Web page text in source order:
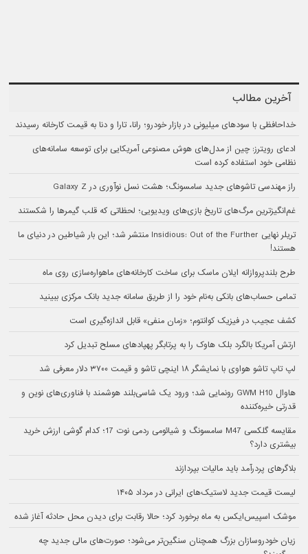
آخرین مطالب
خداحافظی با سودهای میلیونی در بازار خودرو؛ رانا، تارا و دنا به قیمت کارخانه رسیدند
ادعای رویترز: چین از مدل‌های هوش مصنوعی آمریکایی برای توسعه سامانه‌های
نظامی خود استفاده کرده است
راز مهندسی تاشوهای جدید سامسونگ؛ هشت نسل نوآوری در Galaxy Z
غم‌انگیزترین مرگ‌های تاریخ بازی‌های ویدیویی؛ لحظاتی که قلب گیمرها را شکستند
تریلر نهایی Insidious: Out of the Further منتشر شد؛ این بار شیاطین در دنیای ما
هستند!
طرح بلندپروازانه ایلان ماسک برای ساخت کارخانه‌های ماهواره‌سازی روی ماه
تمامی حساب‌های بانکی به‌نام خود را از طریق سامانه جدید بانک مرکزی ببینید
کشف عجیب در فیزیک کوانتوم؛ «زمان منفی» قابل اندازه‌گیری است
ارتش آمریکا بالگرد بلک هاوک را به پرتابگر پهپادهای مسلح تبدیل کرد
لپ تاپ تاشو هواوی با نمایشگر ۱۸ اینچی تاشو و قیمت ۳۷۰۰ دلار معرفی شد
هاوال GWM H10 رونمایی شد؛ ورود یک شاسی‌بلند هوشمند با فناوری‌های نوین و
قدرتی خیره‌کننده
مقایسه گلکسی M47 سامسونگ و شیائومی ردمی نوت 17؛ کدام گوشی ارزش خرید
بیشتری دارد؟
بلاگرهای پردرآمد باید مالیات بپردازند
لیست قیمت جدید لاستیک‌های ایرانی در مرداد ۱۴۰۵
موشک اسپیس‌ایکس به ماه برخورد کرد؛ حالا رقابت برای دیدن محل حادثه آغاز شده
زیان خودروسازان بزرگ همچنان سنگین‌تر می‌شود؛ صورت‌های مالی جدید چه